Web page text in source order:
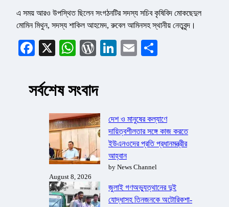
এ সময় আরও উপস্থিত ছিলেন সংগঠনটির সদস্য সচিব কৃষিবিদ মোকছেদুল
মোমিন মিথুন, সদস্য শাকিল আহমেদ, রুবেল আমিনসহ স্থানীয় নেতৃবৃন্দ।
Facebook
X WhatsApp
WordPress
LinkedIn
Email
সর্বশেষ সংবাদ
দেশ ও মানুষের কল্যাণে
দায়িত্বশীলতার সঙ্গে কাজ করতে
ইউএনওদের প্রতি প্রধানমন্ত্রীর
আহ্বান
by News Channel
August 8, 2026
জুলাই গণঅভ্যুত্থানের দুই
যোদ্ধাসহ তিনজনকে অটোরিকশা-